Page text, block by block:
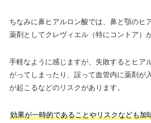
ちなみに鼻ヒアルロン酸では、鼻と顎のヒ
薬剤としてクレヴィエル（特にコントア）
手軽なように感じますが、失敗するとヒア
がってしまったり、誤って血管内に薬剤が
が起こるなどのリスクがあります。
効果が一時的であることやリスクなども加